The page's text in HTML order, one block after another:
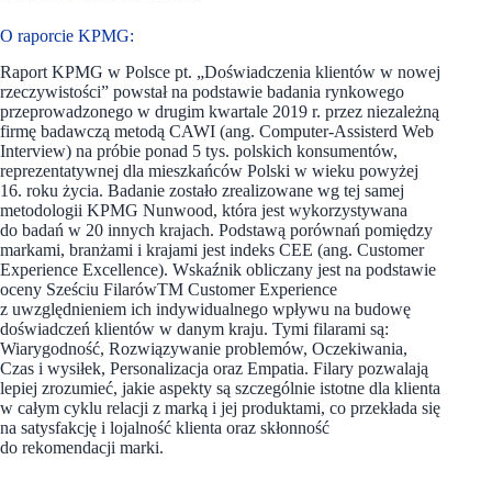
O raporcie KPMG:
Raport KPMG w Polsce pt. „Doświadczenia klientów w nowej
rzeczywistości” powstał na podstawie badania rynkowego
przeprowadzonego w drugim kwartale 2019 r. przez niezależną
firmę badawczą metodą CAWI (ang. Computer-Assisterd Web
Interview) na próbie ponad 5 tys. polskich konsumentów,
reprezentatywnej dla mieszkańców Polski w wieku powyżej
16. roku życia. Badanie zostało zrealizowane wg tej samej
metodologii KPMG Nunwood, która jest wykorzystywana
do badań w 20 innych krajach. Podstawą porównań pomiędzy
markami, branżami i krajami jest indeks CEE (ang. Customer
Experience Excellence). Wskaźnik obliczany jest na podstawie
oceny Sześciu FilarówTM Customer Experience
z uwzględnieniem ich indywidualnego wpływu na budowę
doświadczeń klientów w danym kraju. Tymi filarami są:
Wiarygodność, Rozwiązywanie problemów, Oczekiwania,
Czas i wysiłek, Personalizacja oraz Empatia. Filary pozwalają
lepiej zrozumieć, jakie aspekty są szczególnie istotne dla klienta
w całym cyklu relacji z marką i jej produktami, co przekłada się
na satysfakcję i lojalność klienta oraz skłonność
do rekomendacji marki.